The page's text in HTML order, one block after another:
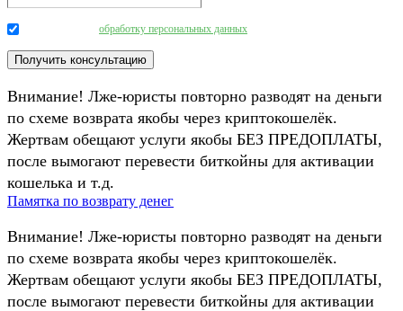
обработку персональных данных
Внимание! Лже-юристы повторно разводят на деньги
по схеме возврата якобы через криптокошелёк.
Жертвам обещают услуги якобы БЕЗ ПРЕДОПЛАТЫ,
после вымогают перевести биткойны для активации
кошелька и т.д.
Памятка по возврату денег
Внимание! Лже-юристы повторно разводят на деньги
по схеме возврата якобы через криптокошелёк.
Жертвам обещают услуги якобы БЕЗ ПРЕДОПЛАТЫ,
после вымогают перевести биткойны для активации